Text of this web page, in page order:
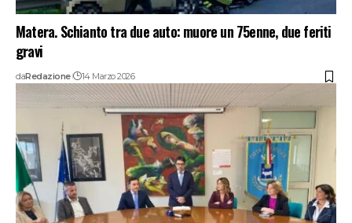
Matera. Schianto tra due auto: muore un 75enne, due feriti
gravi
daRedazione 14 Marzo 2026